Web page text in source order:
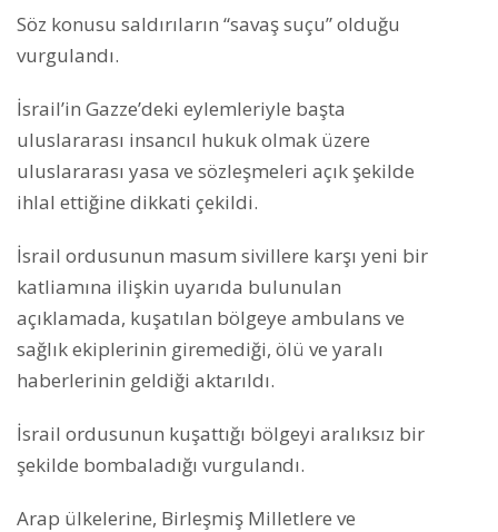
Söz konusu saldırıların “savaş suçu” olduğu
vurgulandı.
İsrail’in Gazze’deki eylemleriyle başta
uluslararası insancıl hukuk olmak üzere
uluslararası yasa ve sözleşmeleri açık şekilde
ihlal ettiğine dikkati çekildi.
İsrail ordusunun masum sivillere karşı yeni bir
katliamına ilişkin uyarıda bulunulan
açıklamada, kuşatılan bölgeye ambulans ve
sağlık ekiplerinin giremediği, ölü ve yaralı
haberlerinin geldiği aktarıldı.
İsrail ordusunun kuşattığı bölgeyi aralıksız bir
şekilde bombaladığı vurgulandı.
Arap ülkelerine, Birleşmiş Milletlere ve